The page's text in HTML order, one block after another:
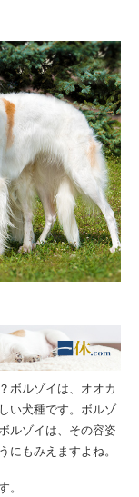
ボルゾイは、オオカ
い犬種です。ボルゾ
ルゾイは、その容姿
もみえますよね。